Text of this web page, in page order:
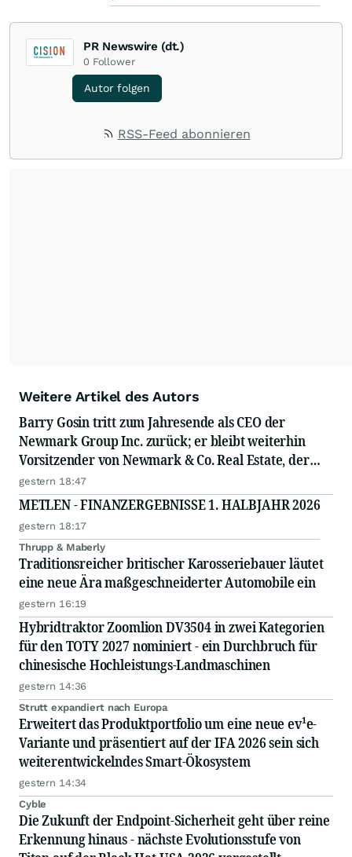
PR Newswire (dt.)
0 Follower
Autor folgen
RSS-Feed abonnieren
Weitere Artikel des Autors
Barry Gosin tritt zum Jahresende als CEO der
Newmark Group Inc. zurück; er bleibt weiterhin
Vorsitzender von Newmark & Co. Real Estate, der
operativen Gesellschaft von Newmark
gestern 18:47
METLEN - FINANZERGEBNISSE 1. HALBJAHR 2026
gestern 18:17
Thrupp & Maberly
Traditionsreicher britischer Karosseriebauer läutet
eine neue Ära maßgeschneiderter Automobile ein
gestern 16:19
Hybridtraktor Zoomlion DV3504 in zwei Kategorien
für den TOTY 2027 nominiert - ein Durchbruch für
chinesische Hochleistungs-Landmaschinen
gestern 14:36
Strutt expandiert nach Europa
Erweitert das Produktportfolio um eine neue ev¹e-
Variante und präsentiert auf der IFA 2026 sein sich
weiterentwickelndes Smart-Ökosystem
gestern 14:34
Cyble
Die Zukunft der Endpoint-Sicherheit geht über reine
Erkennung hinaus - nächste Evolutionsstufe von